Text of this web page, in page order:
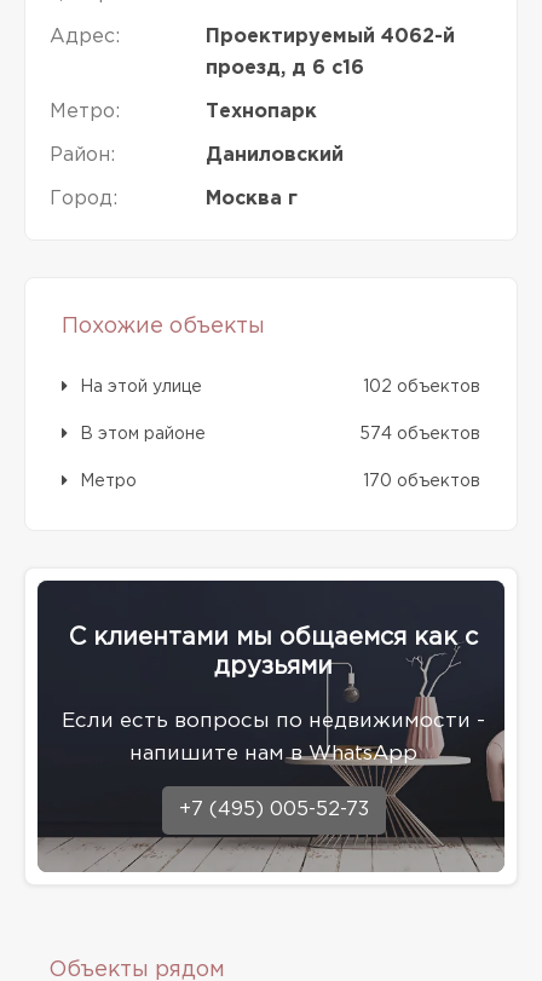
Адрес:
Проектируемый 4062-й
проезд, д 6 с16
Метро: Технопарк
Район: Даниловский
Город: Москва г
Похожие объекты
На этой улице 102 объектов
В этом районе 574 объектов
Метро 170 объектов
С клиентами мы общаемся как с
друзьями
Eсли есть вопросы по недвижимости -
напишите нам в WhatsApp
+7 (495) 005-52-73
Объекты рядом